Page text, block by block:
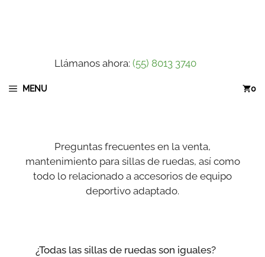
Llámanos ahora: (55) 8013 3740
MENU 0
Preguntas frecuentes en la venta,
mantenimiento para sillas de ruedas, así como
todo lo relacionado a accesorios de equipo
deportivo adaptado.
¿Todas las sillas de ruedas son iguales?